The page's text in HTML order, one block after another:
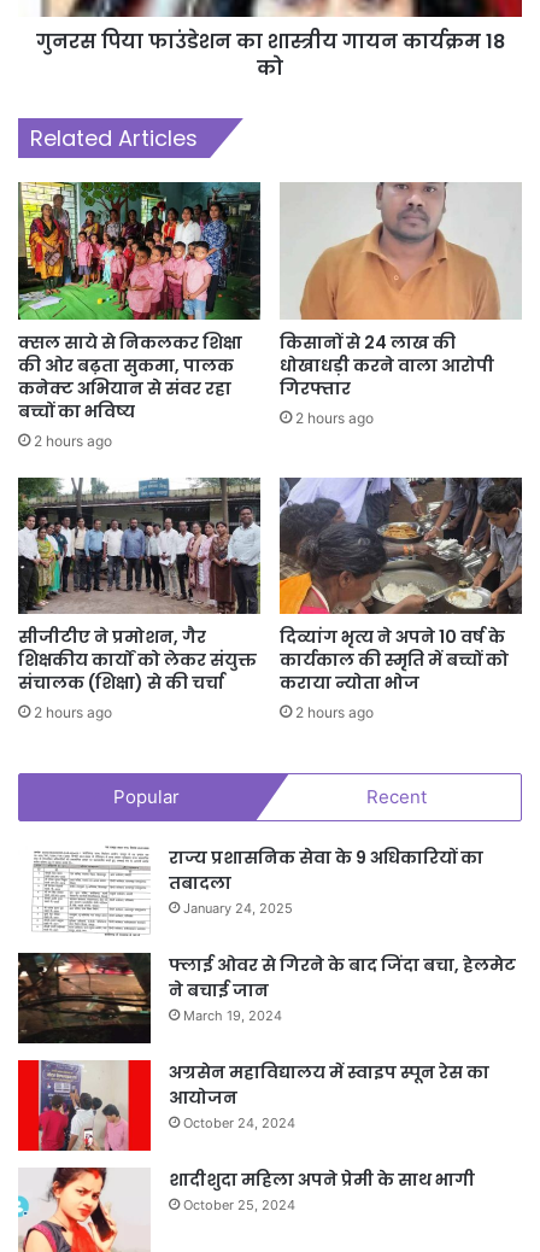
गुनरस पिया फाउंडेशन का शास्त्रीय गायन कार्यक्रम 18
को
Related Articles
क्सल साये से निकलकर शिक्षा
की ओर बढ़ता सुकमा, पालक
कनेक्ट अभियान से संवर रहा
बच्चों का भविष्य
2 hours ago
किसानों से 24 लाख की
धोखाधड़ी करने वाला आरोपी
गिरफ्तार
2 hours ago
सीजीटीए ने प्रमोशन, गैर
शिक्षकीय कार्यों को लेकर संयुक्त
संचालक (शिक्षा) से की चर्चा
2 hours ago
दिव्यांग भृत्य ने अपने 10 वर्ष के
कार्यकाल की स्मृति में बच्चों को
कराया न्योता भोज
2 hours ago
Popular Recent
राज्य प्रशासनिक सेवा के 9 अधिकारियों का
तबादला
January 24, 2025
फ्लाई ओवर से गिरने के बाद जिंदा बचा, हेलमेट
ने बचाई जान
March 19, 2024
अग्रसेन महाविद्यालय में स्वाइप स्पून रेस का
आयोजन
October 24, 2024
शादीशुदा महिला अपने प्रेमी के साथ भागी
October 25, 2024